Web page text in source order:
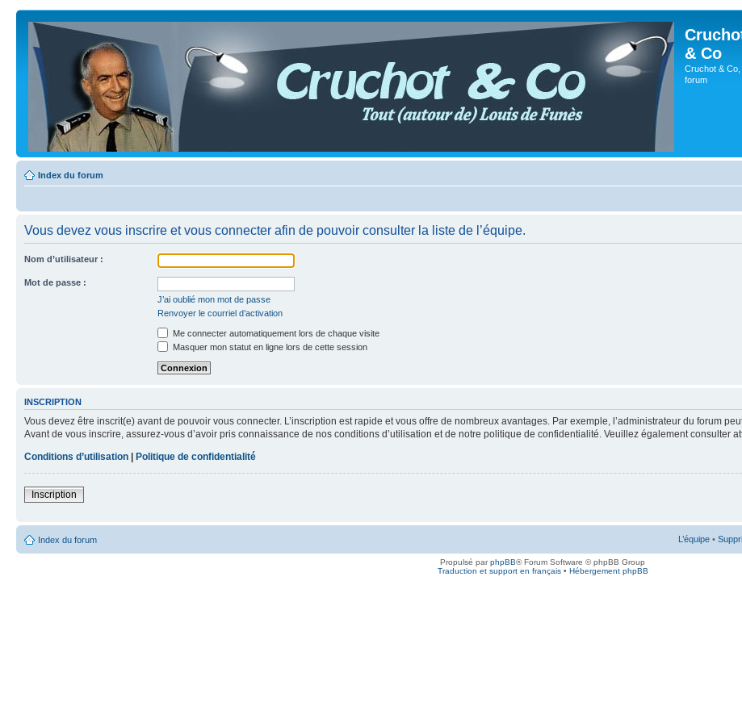
& Co
Cruchot & Co,
forum
Index du forum
Vous devez vous inscrire et vous connecter afin de pouvoir consulter la liste de l’équipe.
Nom d’utilisateur :
Mot de passe :
J’ai oublié mon mot de passe
Renvoyer le courriel d’activation
Me connecter automatiquement lors de chaque visite
Masquer mon statut en ligne lors de cette session
INSCRIPTION
Vous devez être inscrit(e) avant de pouvoir vous connecter. L’inscription est rapide et vous offre de nombreux avantages. Par exemple, l’administrateur du forum
Avant de vous inscrire, assurez-vous d’avoir pris connaissance de nos conditions d’utilisation et de notre politique de confidentialité. Veuillez également consulter
Conditions d’utilisation | Politique de confidentialité
Inscription
Index du forum L’équipe •
Propulsé parphpBB® Forum Software © phpBB Group
Traduction et support en français• Hébergement phpBB